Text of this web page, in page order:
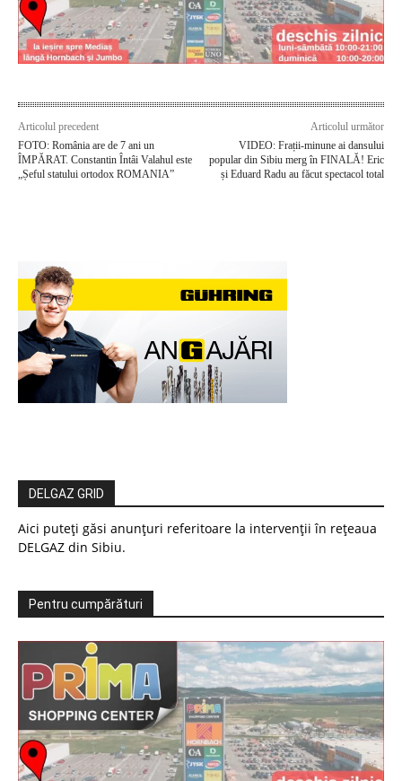
Articolul precedent
FOTO: România are de 7 ani un
ÎMPĂRAT. Constantin Întâi Valahul este
„Șeful statului ortodox ROMANIA”
Articolul următor
VIDEO: Frații-minune ai dansului
popular din Sibiu merg în FINALĂ! Eric
și Eduard Radu au făcut spectacol total
DELGAZ GRID
Aici puteți găsi anunțuri referitoare la intervenții în rețeaua
DELGAZ din Sibiu.
Pentru cumpărături